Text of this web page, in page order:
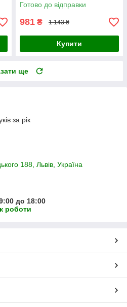
Готово до відправки
981 ₴ 1 143 ₴
Купити
ще
за рік
188, Львів, Україна
до 18:00
роботи